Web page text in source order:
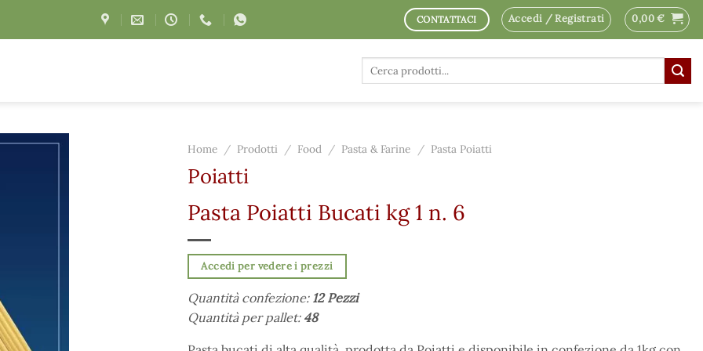
CONTATTACI Accedi / Registrati 0,00€
Cerca:
Home / Prodotti / Food / Pasta & Farine / Pasta Poiatti
Poiatti
Pasta Poiatti Bucati kg 1 n. 6
Accedi per vedere i prezzi
Quantità confezione: 12 Pezzi
Quantità per pallet: 48